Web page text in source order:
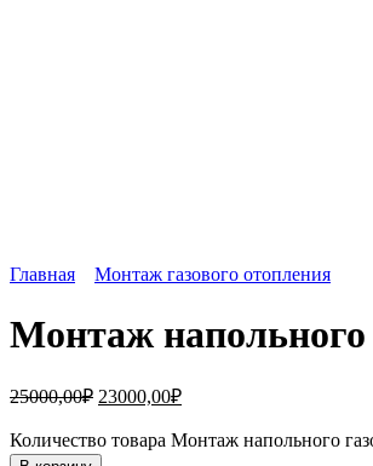
Главная Монтаж газового отопления
Монтаж напольного
25000,00₽ 23000,00₽
Количество товара Монтаж напольного